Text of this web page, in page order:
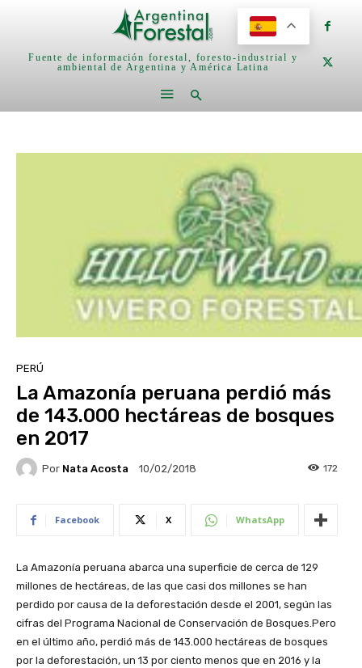
Fuente de información forestal, foresto-industrial y
ambiental de Argentina y América Latina
PERÚ
La Amazonía peruana perdió más
de 143.000 hectáreas de bosques
en 2017
Por Nata Acosta 10/02/2018 172
Facebook X WhatsApp
La Amazonía peruana abarca una superficie de cerca de 129
millones de hectáreas, de las que casi dos millones se han
perdido por causa de la deforestación desde el 2001, según las
cifras del Programa Nacional de Conservación de Bosques.Pero
en el último año, perdió más de 143.000 hectáreas de bosques
por la deforestación, un 13 por ciento menos que en 2016 y la